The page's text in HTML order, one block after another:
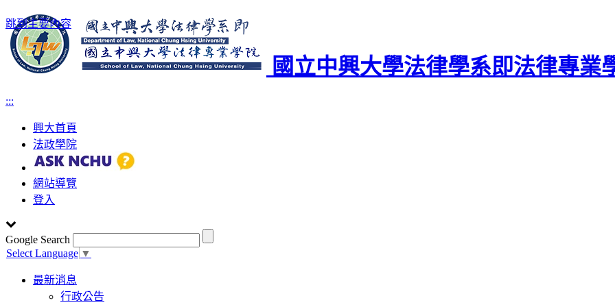
跳到主要內容
國立中興大學法律學系即法律專業
:::
興大首頁
法政學院
網站導覽
登入
Google Search
Select Language ▼
Toggle
navigation
最新消息
行政公告